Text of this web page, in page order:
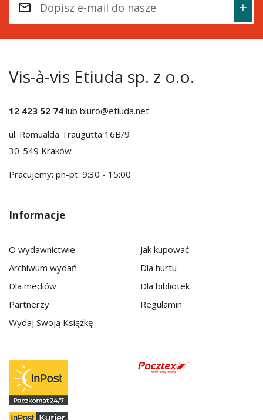
Vis-à-vis Etiuda sp. z o.o.
12 423 52 74 lub biuro@etiuda.net
ul. Romualda Traugutta 16B/9
30-549 Kraków
Pracujemy: pn-pt: 9:30 - 15:00
Informacje
O wydawnictwie
Archiwum wydań
Dla mediów
Partnerzy
Wydaj Swoją Książkę
Jak kupować
Dla hurtu
Dla bibliotek
Regulamin